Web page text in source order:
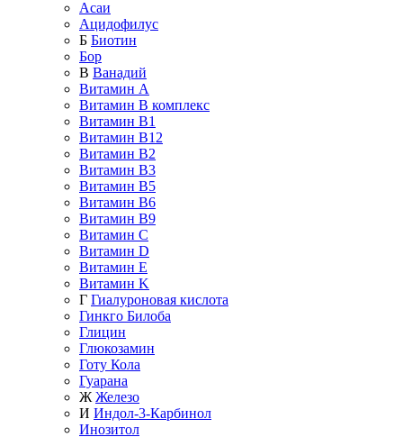
Асаи
Ацидофилус
Б Биотин
Бор
В Ванадий
Витамин A
Витамин B комплекс
Витамин B1
Витамин B12
Витамин B2
Витамин B3
Витамин B5
Витамин B6
Витамин B9
Витамин C
Витамин D
Витамин E
Витамин K
Г Гиалуроновая кислота
Гинкго Билоба
Глицин
Глюкозамин
Готу Кола
Гуарана
Ж Железо
И Индол-3-Карбинол
Инозитол